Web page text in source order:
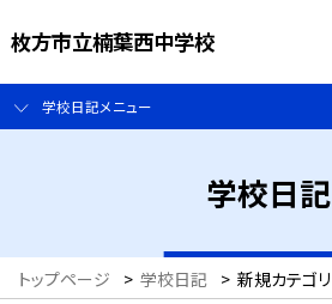
枚方市立楠葉西中学校
学校日記メニュー
学校日記
トップページ > 学校日記 > 新規カテゴリ